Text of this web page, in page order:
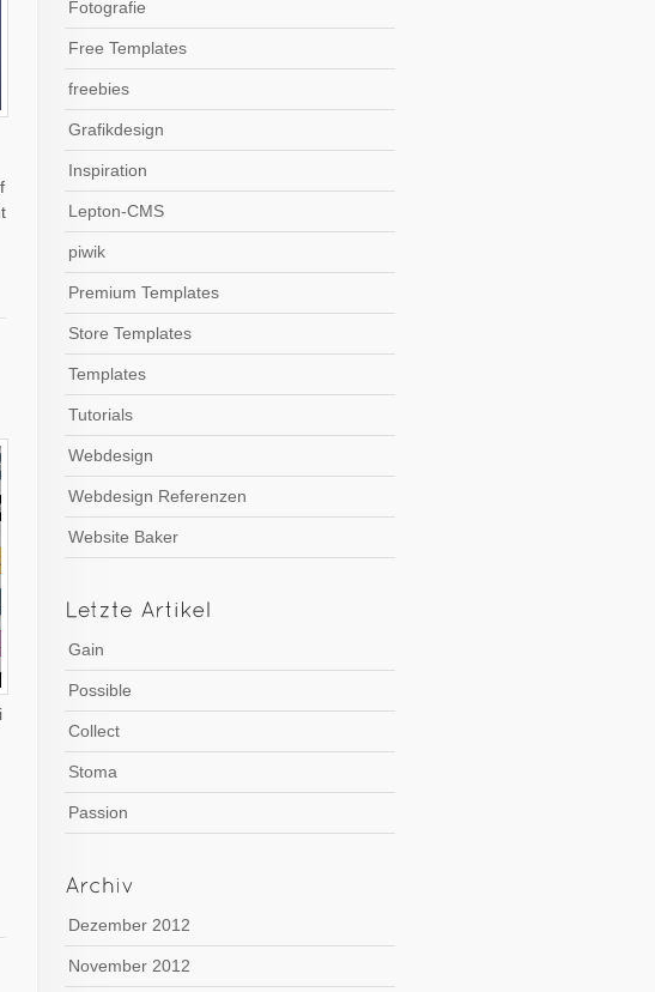
Fotografie
Free Templates
freebies
Grafikdesign
Inspiration
Lepton-CMS
piwik
Premium Templates
Store Templates
Templates
Tutorials
Webdesign
Webdesign Referenzen
Website Baker
Gain
Possible
Collect
Stoma
Passion
Dezember 2012
November 2012